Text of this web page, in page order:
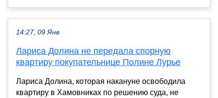
14:27, 09 Янв
Лариса Долина не передала спорную
квартиру покупательнице Полине Лурье
Лариса Долина, которая накануне освободила
квартиру в Хамовниках по решению суда, не